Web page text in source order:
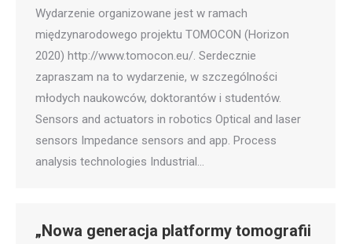
Wydarzenie organizowane jest w ramach
międzynarodowego projektu TOMOCON (Horizon
2020) http://www.tomocon.eu/. Serdecznie
zapraszam na to wydarzenie, w szczególności
młodych naukowców, doktorantów i studentów.
Sensors and actuators in robotics Optical and laser
sensors Impedance sensors and app. Process
analysis technologies Industrial…
„Nowa generacja platformy tomografii